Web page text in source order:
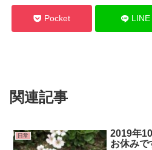
Pocket LINE
関連記事
日常
2019年
お休みで